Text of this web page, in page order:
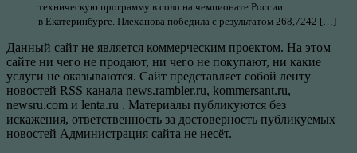
техническую программу в соло на чемпионате России
в Екатеринбурге. Плеханова победила с результатом 268,7242 […]
Данный сайт не является коммерческим проектом. На этом
сайте ни чего не продают, ни чего не покупают, ни какие
услуги не оказываются. Сайт представляет собой ленту
новостей RSS канала news.rambler.ru, kommersant.ru,
newsru.com и lenta.ru . Материалы публикуются без
искажения, ответственность за достоверность публикуемых
новостей Администрация сайта не несёт.